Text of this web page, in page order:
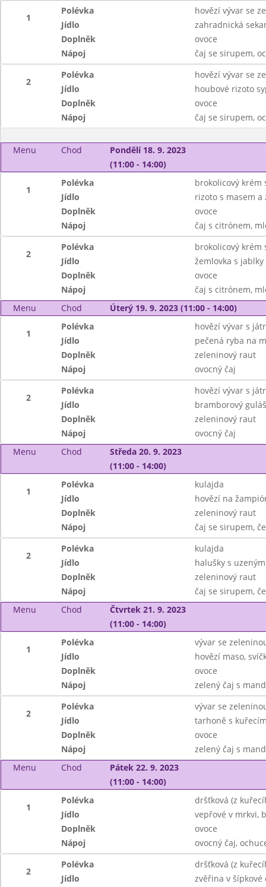
1
Polévka
hovězí vývar se
Jídlo
zahradnická
Doplněk
ovoce
Nápoj
čaj se sirupem,
2
Polévka
hovězí vývar se
Jídlo
houbové rizoto
Doplněk
ovoce
Nápoj
čaj se sirupem,
Menu Chod
Pondělí 18. 9. 2023
(11:00 - 14:00)
1
Polévka
brokolicový krém
Jídlo
rizoto s masem a
Doplněk
ovoce
Nápoj
čaj s citrónem,
2
Polévka
brokolicový krém
Jídlo
žemlovka s
Doplněk
ovoce
Nápoj
čaj s citrónem,
Menu
Chod Úterý 19. 9. 2023 (11:00 - 14:00)
1
Polévka
hovězí vývar s
Jídlo
pečená ryba na
Doplněk
zeleninový raut
Nápoj
ovocný čaj
2
Polévka
hovězí vývar s
Jídlo
bramborový
Doplněk
zeleninový raut
Nápoj
ovocný čaj
Menu
Chod
Středa 20. 9. 2023
(11:00 - 14:00)
1
Polévka
kulajda
Jídlo
hovězí na
Doplněk
zeleninový raut
Nápoj
čaj se sirupem,
2
Polévka
kulajda
Jídlo
halušky s
Doplněk
zeleninový raut
Nápoj
čaj se sirupem,
Menu
Chod
Čtvrtek 21. 9. 2023
(11:00 - 14:00)
1
Polévka
vývar se
Jídlo
hovězí maso,
Doplněk
ovoce
Nápoj
zelený čaj s
2
Polévka
vývar se
Jídlo
tarhoně s
Doplněk
ovoce
Nápoj
zelený čaj s
Menu
Chod
Pátek 22. 9. 2023
(11:00 - 14:00)
1
Polévka
dršťková (z
Jídlo
vepřové v mrkvi,
Doplněk
ovoce
Nápoj
ovocný čaj,
2
Polévka
dršťková (z
Jídlo
zvěřina v